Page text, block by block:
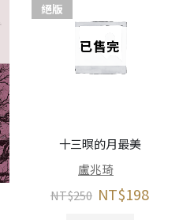
已售完
絕版
十三暝的月最美
盧兆琦
NT$250 NT$198